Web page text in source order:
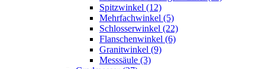
Spitzwinkel (12)
Mehrfachwinkel (5)
Schlosserwinkel (22)
Flanschenwinkel (6)
Granitwinkel (9)
Messsäule (3)